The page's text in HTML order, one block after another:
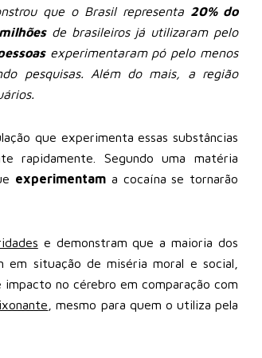
que o Brasil representa 20% do
de brasileiros já utilizaram pelo
experimentaram pó pelo menos
pesquisas. Além do mais, a região
que experimenta essas substâncias
rapidamente. Segundo uma matéria
experimentam a cocaína se tornarão
e demonstram que a maioria dos
situação de miséria moral e social,
impacto no cérebro em comparação com
, mesmo para quem o utiliza pela